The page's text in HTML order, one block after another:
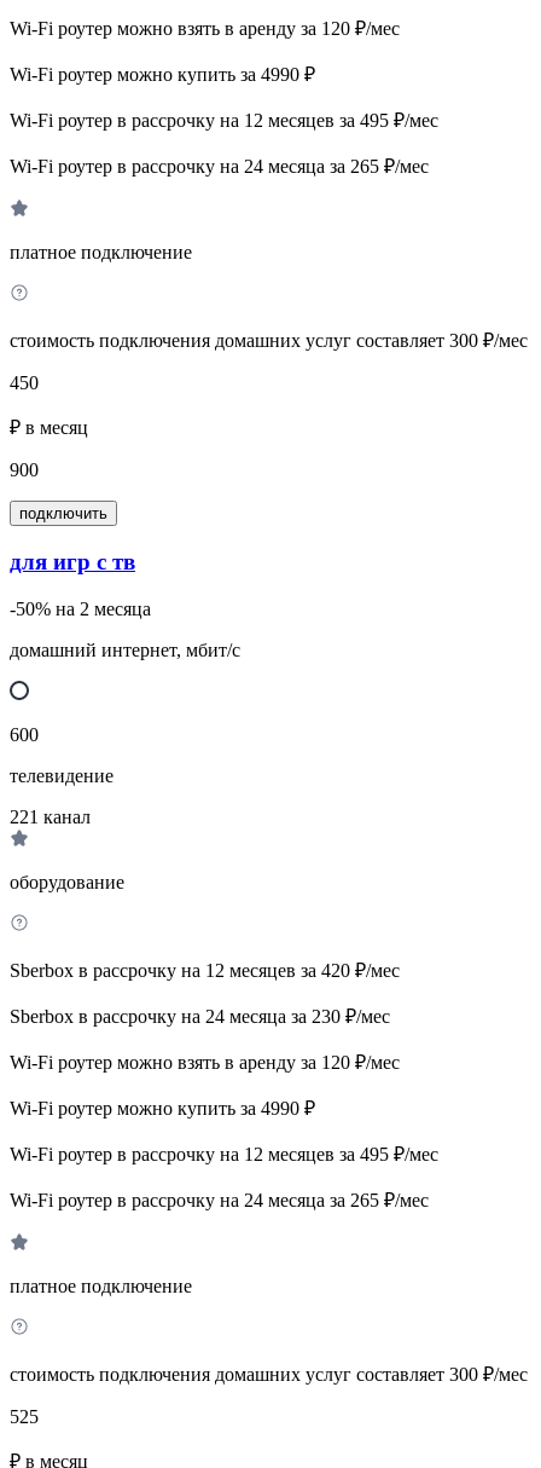
Wi-Fi роутер можно взять в аренду за 120 ₽/мес
Wi-Fi роутер можно купить за 4990 ₽
Wi-Fi роутер в рассрочку на 12 месяцев за 495 ₽/мес
Wi-Fi роутер в рассрочку на 24 месяца за 265 ₽/мес
платное подключение
стоимость подключения домашних услуг составляет 300 ₽/мес
450
₽ в месяц
900
подключить
для игр с тв
-50% на 2 месяца
домашний интернет, мбит/с
600
телевидение
221 канал
оборудование
Sberbox в рассрочку на 12 месяцев за 420 ₽/мес
Sberbox в рассрочку на 24 месяца за 230 ₽/мес
Wi-Fi роутер можно взять в аренду за 120 ₽/мес
Wi-Fi роутер можно купить за 4990 ₽
Wi-Fi роутер в рассрочку на 12 месяцев за 495 ₽/мес
Wi-Fi роутер в рассрочку на 24 месяца за 265 ₽/мес
платное подключение
стоимость подключения домашних услуг составляет 300 ₽/мес
525
₽ в месяц